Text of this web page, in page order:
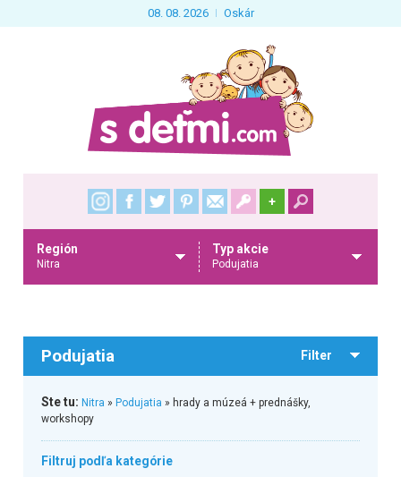
08. 08. 2026 Oskár
+
Región
Nitra
Typ akcie
Podujatia
Podujatia Filter
Ste tu: Nitra » Podujatia » hrady a múzeá + prednášky,
workshopy
Filtruj podľa kategórie